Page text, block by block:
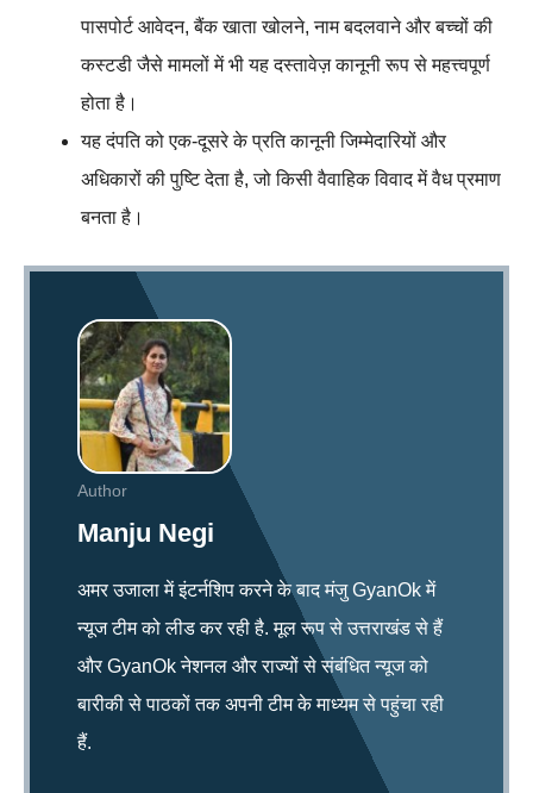
पासपोर्ट आवेदन, बैंक खाता खोलने, नाम बदलवाने और बच्चों की
कस्टडी जैसे मामलों में भी यह दस्तावेज़ कानूनी रूप से महत्त्वपूर्ण
होता है।
यह दंपति को एक-दूसरे के प्रति कानूनी जिम्मेदारियों और
अधिकारों की पुष्टि देता है, जो किसी वैवाहिक विवाद में वैध प्रमाण
बनता है।
Author
Manju Negi
अमर उजाला में इंटर्नशिप करने के बाद मंजु GyanOk में
न्यूज टीम को लीड कर रही है. मूल रूप से उत्तराखंड से हैं
और GyanOk नेशनल और राज्यों से संबंधित न्यूज को
बारीकी से पाठकों तक अपनी टीम के माध्यम से पहुंचा रही
हैं.